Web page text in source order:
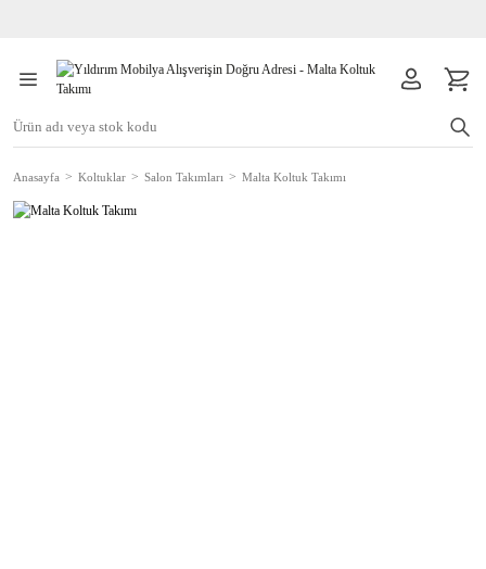
Anasayfa Koltuklar Salon Takımları Malta Koltuk Takımı